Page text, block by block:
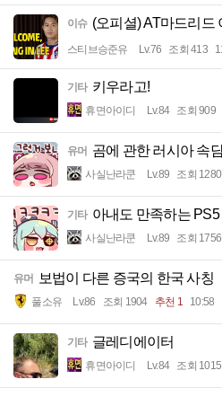
이슈 (오피셜) AT마드리드
스티브승준유 Lv.76 조회 413
기타 키우라고!
휴면아이디 Lv.84 조회 909
유머 곰에 관한 러시아 속
사실난라쿤 Lv.89 조회 1280
기타 아내도 만족하는 PS5
사실난라쿤 Lv.89 조회 1756
유머 보법이 다른 증국의 한국 사칭
풀소유 Lv.86 조회 1904 추천 1 10:58
기타 글레디에이터
휴면아이디 Lv.84 조회 1015